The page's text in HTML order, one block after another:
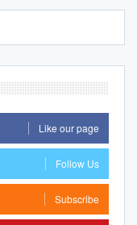
Like our page
Follow Us
Subscribe